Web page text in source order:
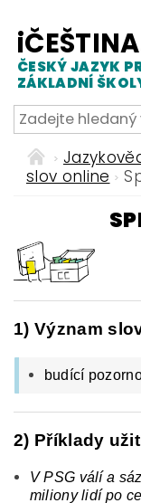
ČESKÝ JAZYK
ZÁKLADNÍ
slov online
1) Význam
budící
2) Příklady
V PSG válí a
miliony lidí po